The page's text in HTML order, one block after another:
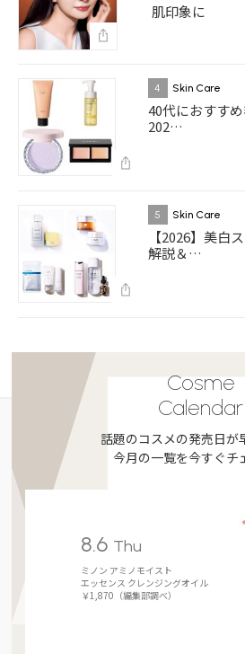
肌印象に
4 Skin Care
40代におすす
202…
5 Skin Care
【2026】美白
解説＆…
Cosme
Calendar
話題のコスメの発売日が
今月の一覧を今すぐチ
8.6 Thu
ミノン アミノモイスト
エッセンス クレンジングオイル
￥1,870（編集部調べ）